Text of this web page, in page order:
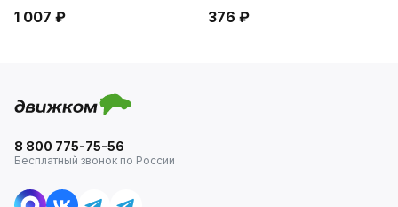
1 007 ₽ 376 ₽
8 800 775-75-56
Бесплатный звонок по России